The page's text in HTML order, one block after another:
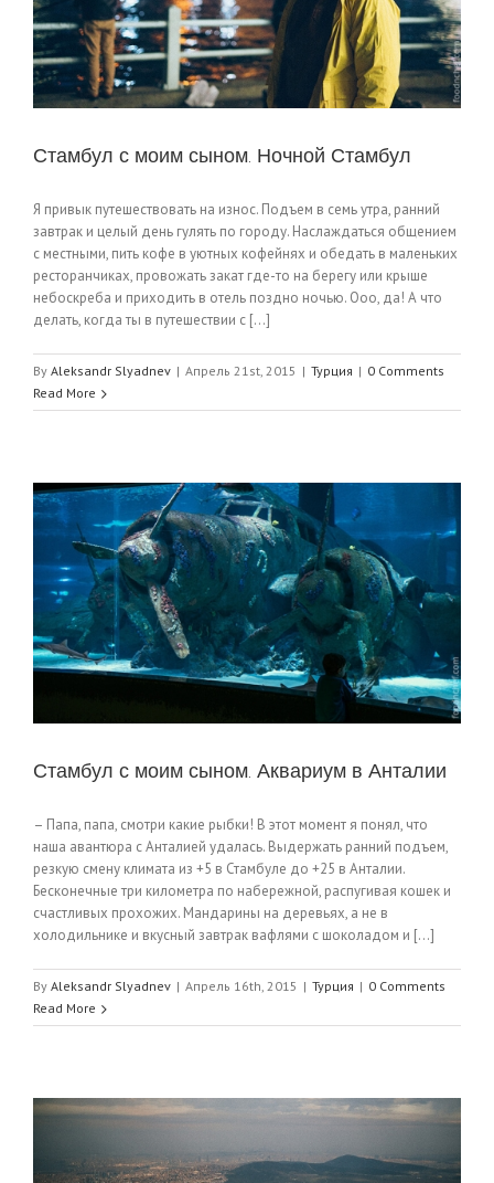
Стамбул с моим сыном. Ночной Стамбул
Я привык путешествовать на износ. Подъем в семь утра, ранний
завтрак и целый день гулять по городу. Наслаждаться общением
с местными, пить кофе в уютных кофейнях и обедать в маленьких
ресторанчиках, провожать закат где-то на берегу или крыше
небоскреба и приходить в отель поздно ночью. Ооо, да! А что
делать, когда ты в путешествии с [...]
By Aleksandr Slyadnev | Апрель 21st, 2015 | Турция | 0 Comments
Read More
Стамбул с моим сыном. Аквариум в Анталии
– Папа, папа, смотри какие рыбки! В этот момент я понял, что
наша авантюра с Анталией удалась. Выдержать ранний подъем,
резкую смену климата из +5 в Стамбуле до +25 в Анталии.
Бесконечные три километра по набережной, распугивая кошек и
счастливых прохожих. Мандарины на деревьях, а не в
холодильнике и вкусный завтрак вафлями с шоколадом и [...]
By Aleksandr Slyadnev | Апрель 16th, 2015 | Турция | 0 Comments
Read More